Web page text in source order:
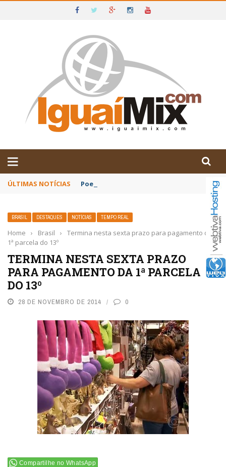
IGUAÍ E SUDOESTE DA BAHIA
ÚLTIMAS NOTÍCIAS Poetas baianos representam o Brasil no
BRASIL DESTAQUES NOTÍCIAS TEMPO REAL
Home › Brasil ›
Termina nesta sexta prazo para pagamento da
1ª parcela do 13º
TERMINA NESTA SEXTA PRAZO
PARA PAGAMENTO DA 1ª PARCELA
DO 13º
28 DE NOVEMBRO DE 2014 0
Compartilhe no WhatsApp